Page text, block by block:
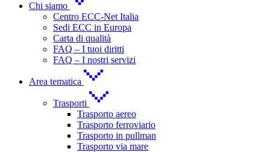
Chi siamo
Centro ECC-Net Italia
Sedi ECC in Europa
Carta di qualità
FAQ – I tuoi diritti
FAQ – I nostri servizi
Area tematica
Trasporti
Trasporto aereo
Trasporto ferroviario
Trasporto in pullman
Trasporto via mare